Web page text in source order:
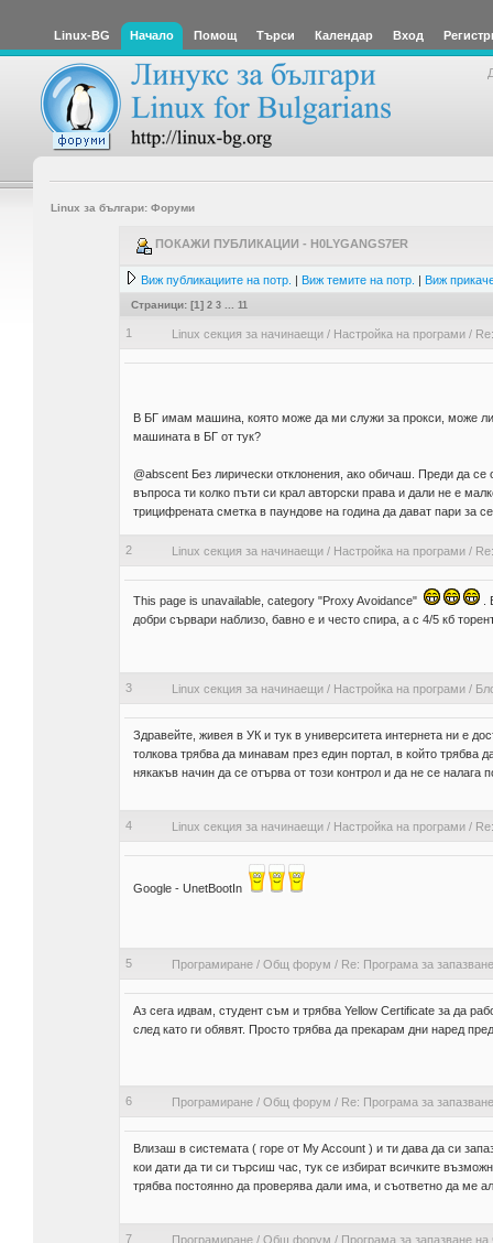
Linux-BG Начало Помощ Търси Календар Вход
Linux за българи: Форуми
ПОКАЖИ ПУБЛИКАЦИИ - H0LYGANGS7ER
Виж публикациите на потр. | Виж темите на потр. | Виж
Страници: [1] 2 3 11
1 Linux секция за начинаещи/ Настройка на програми/
В БГ имам машина, която може да ми служи за прокси, може
машината в БГ от тук?
@abscent Без лирически отклонения, ако обичаш. Преди да
въпроса ти колко пъти си крал авторски права и дали не е
трицифрената сметка в паундове на година да дават пари за
2 Linux секция за начинаещи/ Настройка на програми/
This page is unavailable, category "Proxy Avoidance"
.
добри сървари наблизо, бавно е и често спира, а с 4/5 кб
3 Linux секция за начинаещи/ Настройка на програми/
Здравейте, живея в УК и тук в университета интернета ни е
толкова трябва да минавам през един портал, в който трябва
някакъв начин да се отърва от този контрол и да не се
4 Linux секция за начинаещи/ Настройка на програми/
Google - UnetBootIn
5 Програмиране/ Общ форум / Re: Програма за
Аз сега идвам, студент съм и трябва Yellow Certificate за да
след като ги обявят. Просто трябва да прекарам дни наред
6 Програмиране/ Общ форум / Re: Програма за
Влизаш в системата ( горе от My Account ) и ти дава да си
кои дати да ти си търсиш час, тук се избират всичките
трябва постоянно да проверява дали има, и съответно да ме
7 Програмиране/ Общ форум / Програма за запазване на